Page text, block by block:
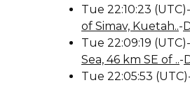
Tue 22:10:23
of Simav, Kuetah..-
Tue 22:09:19
Sea, 46 km SE of ..-
Tue 22:05:53